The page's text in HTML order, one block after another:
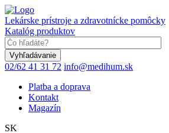
Skočiť
na
hlavný
obsah
Lekárske prístroje a zdravotnícke pomôcky
Katalóg produktov
02/62 41 31 72 info@medihum.sk
Platba a doprava
Kontakt
Magazín
SK